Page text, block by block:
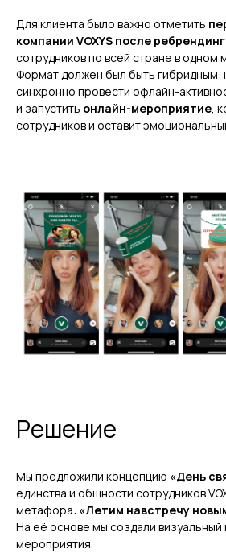
Для клиента было важно отметить
компании VOXYS после
сотрудников по всей стране в
Формат должен был быть гибридным:
синхронно провести офлайн-
и запустить онлайн-мероприятие,
сотрудников и оставит
Решение
Мы предложили концепцию «День
единства и общности сотрудников
метафора: «Летим навстречу
На её основе мы создали визуальный
мероприятия.